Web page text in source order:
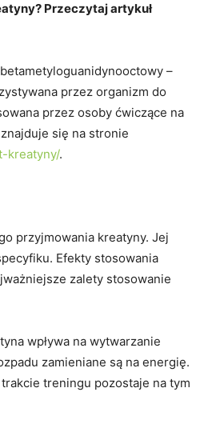
Przeczytaj artykuł
–
przez organizm do
przez osoby ćwiczące na
się na stronie
kreatyny/.
przyjmowania kreatyny. Jej
Efekty stosowania
zalety stosowanie
wpływa na wytwarzanie
zamieniane są na energię.
treningu pozostaje na tym